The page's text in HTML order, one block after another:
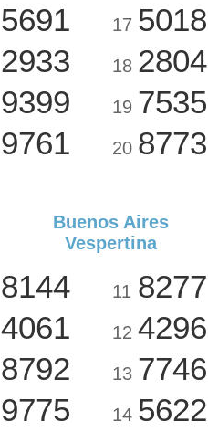
5691
2933
9399
9761
17 5018
18 2804
19 7535
20 8773
Buenos Aires
Vespertina
8144
4061
8792
9775
11 8277
12 4296
13 7746
14 5622